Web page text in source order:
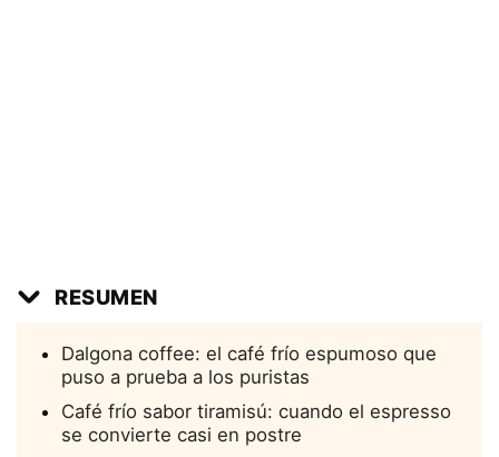
RESUMEN
Dalgona coffee: el café frío espumoso que
puso a prueba a los puristas
Café frío sabor tiramisú: cuando el espresso
se convierte casi en postre